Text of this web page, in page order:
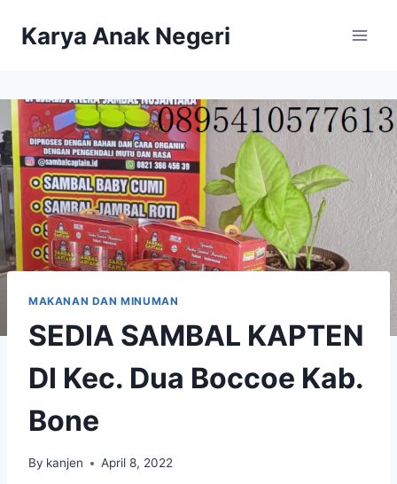
Karya Anak Negeri
MAKANAN DAN MINUMAN
SEDIA SAMBAL KAPTEN
DI Kec. Dua Boccoe Kab.
Bone
By kanjen April 8, 2022